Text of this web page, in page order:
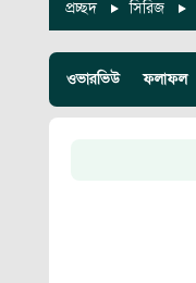
প্রচ্ছদ সিরিজ
ওভারভিউ ফলাফল